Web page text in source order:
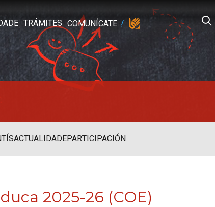
TRÁMITES COMUNÍCATE
ACTUALIDADEPARTICIPACIÓN
2025-26 (COE)